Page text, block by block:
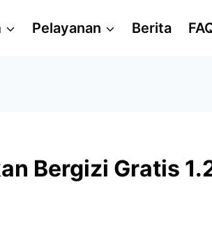
Pelayanan Berita
Bergizi Gratis